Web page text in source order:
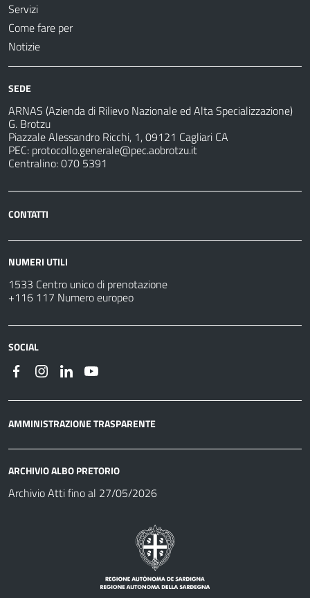
Servizi
Come fare per
Notizie
SEDE
ARNAS (Azienda di Rilievo Nazionale ed Alta Specializzazione)
G. Brotzu
Piazzale Alessandro Ricchi, 1, 09121 Cagliari CA
PEC: protocollo.generale@pec.aobrotzu.it
Centralino: 070 5391
CONTATTI
NUMERI UTILI
1533 Centro unico di prenotazione
+116 117 Numero europeo
SOCIAL
AMMINISTRAZIONE TRASPARENTE
ARCHIVIO ALBO PRETORIO
Archivio Atti fino al 27/05/2026